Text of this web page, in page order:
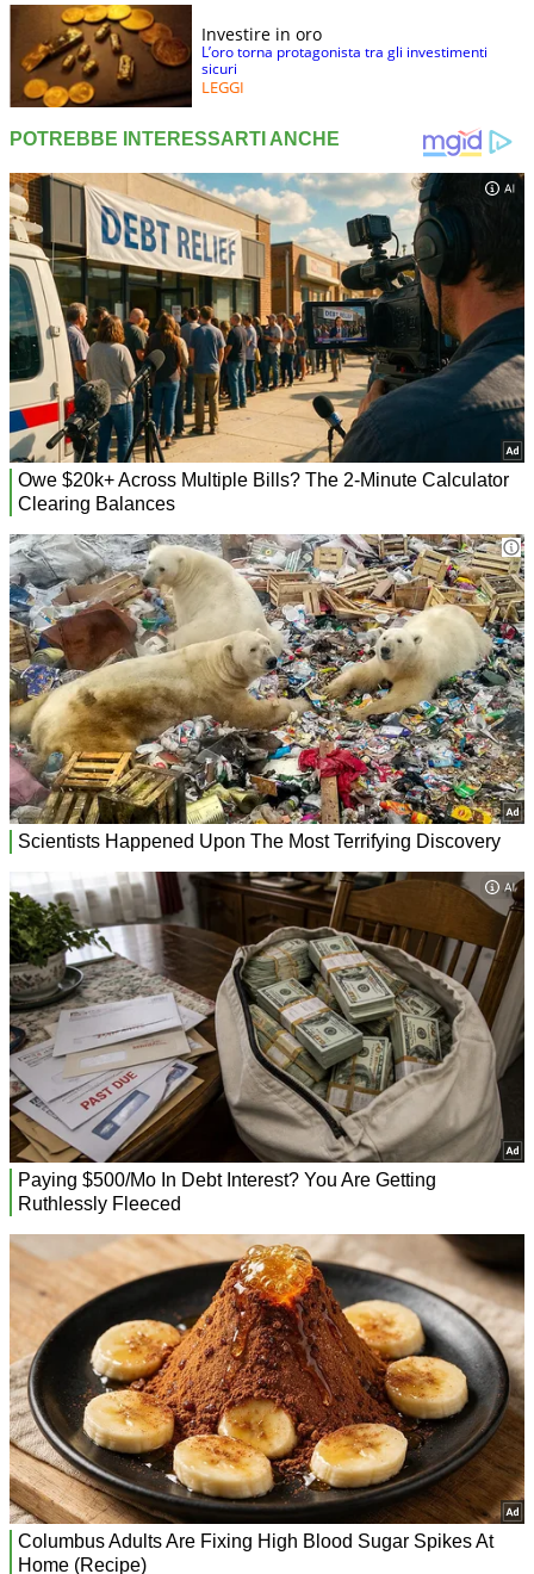
Investire in oro
L’oro torna protagonista tra gli investimenti
sicuri
LEGGI